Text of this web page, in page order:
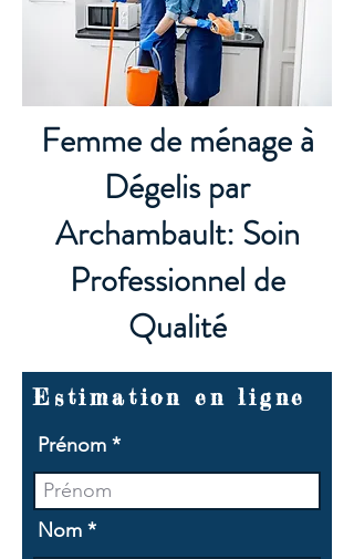
Femme de ménage à
Dégelis par
Archambault: Soin
Professionnel de
Qualité
Estimation en ligne
Prénom
Nom